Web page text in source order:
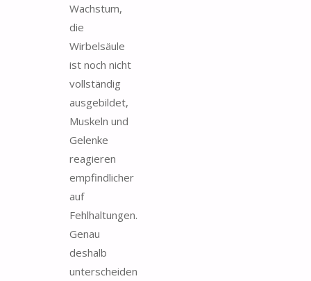
Wachstum,
die
Wirbelsäule
ist noch nicht
vollständig
ausgebildet,
Muskeln und
Gelenke
reagieren
empfindlicher
auf
Fehlhaltungen.
Genau
deshalb
unterscheiden